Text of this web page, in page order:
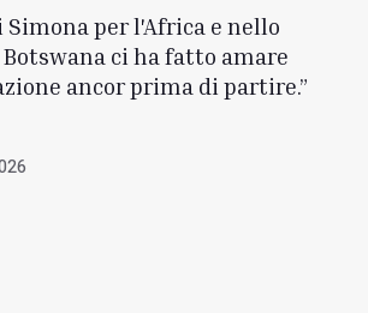
Simona per l'Africa e nello
ci ha fatto amare
ancor prima di partire.